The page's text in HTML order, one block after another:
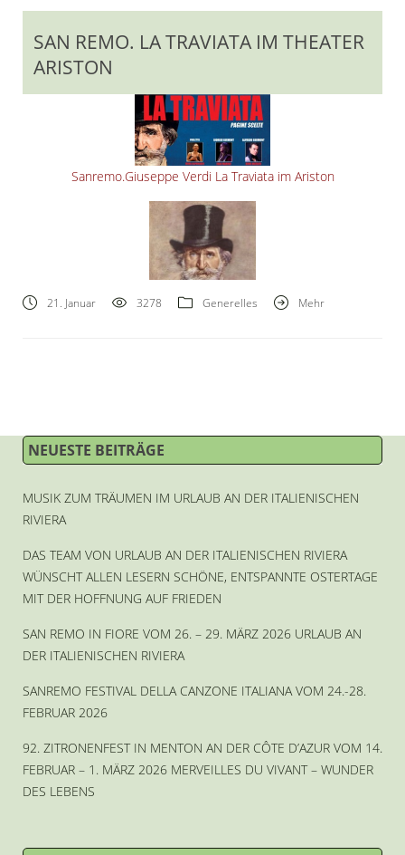
SAN REMO. LA TRAVIATA IM THEATER
ARISTON
Sanremo.Giuseppe Verdi La Traviata im Ariston
Theater Ariston in Sanremo in Ligurien
La Traviata mit Luciano Pavarotti und Cheryl Studer
21. Januar 3278 Generelles Mehr
NEUESTE BEITRÄGE
MUSIK ZUM TRÄUMEN IM URLAUB AN DER ITALIENISCHEN
RIVIERA
DAS TEAM VON URLAUB AN DER ITALIENISCHEN RIVIERA
WÜNSCHT ALLEN LESERN SCHÖNE, ENTSPANNTE OSTERTAGE
MIT DER HOFFNUNG AUF FRIEDEN
SAN REMO IN FIORE VOM 26. – 29. MÄRZ 2026 URLAUB AN
DER ITALIENISCHEN RIVIERA
SANREMO FESTIVAL DELLA CANZONE ITALIANA VOM 24.-28.
FEBRUAR 2026
92. ZITRONENFEST IN MENTON AN DER CÔTE D’AZUR VOM 14.
FEBRUAR – 1. MÄRZ 2026 MERVEILLES DU VIVANT – WUNDER
DES LEBENS